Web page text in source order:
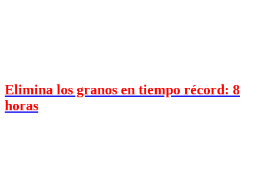
Elimina los granos en tiempo récord: 8
horas